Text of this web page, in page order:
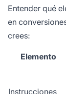
Entender qué
en
crees:
Elemento
Instrucciones